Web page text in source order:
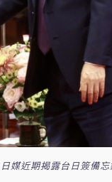
媒近期揭露台日簽備